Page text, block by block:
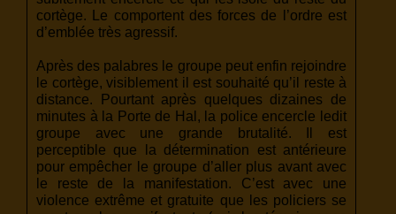
cortège. Le comportent des forces de l’ordre est
d’emblée très agressif.
Après des palabres le groupe peut enfin rejoindre
le cortège, visiblement il est souhaité qu’il reste à
distance. Pourtant après quelques dizaines de
minutes à la Porte de Hal, la police encercle ledit
groupe avec une grande brutalité. Il est
perceptible que la détermination est antérieure
pour empêcher le groupe d’aller plus avant avec
le reste de la manifestation. C’est avec une
violence extrême et gratuite que les policiers se